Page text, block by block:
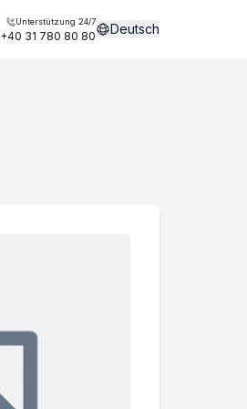
Unterstützung 24/7
+40 31 780 80 80 Deutsch